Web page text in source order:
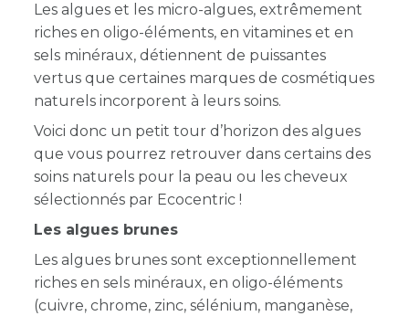
Les algues et les micro-algues,extrêmement
riches en oligo-éléments, en vitamines et en
sels minéraux, détiennent de puissantes
vertus que certaines marques de cosmétiques
naturels incorporent à leurs soins.
Voici donc un petit tour d’horizon des algues
que vous pourrez retrouver dans certains des
soins naturels pour la peau ou les cheveux
sélectionnés par Ecocentric !
Les algues brunes
Les algues brunes sont exceptionnellement
riches en sels minéraux, en oligo-éléments
(cuivre, chrome, zinc, sélénium, manganèse,